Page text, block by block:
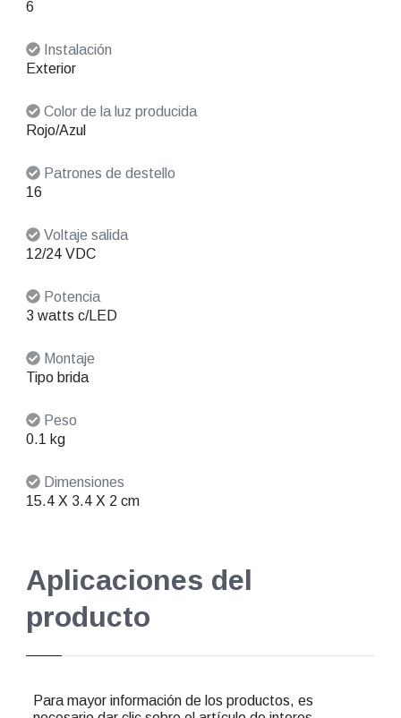
6
Instalación
Exterior
Color de la luz producida
Rojo/Azul
Patrones de destello
16
Voltaje salida
12/24 VDC
Potencia
3 watts c/LED
Montaje
Tipo brida
Peso
0.1 kg
Dimensiones
15.4 X 3.4 X 2 cm
Aplicaciones del
producto
Para mayor información de los productos, es